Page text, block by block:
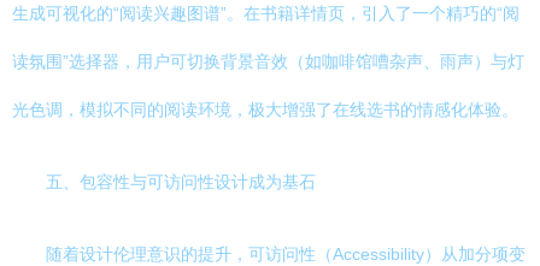
生成可视化的“阅读兴趣图谱”。在书籍详情页，引入了一个精巧的“阅
读氛围”选择器，用户可切换背景音效（如咖啡馆嘈杂声、雨声）与灯
光色调，模拟不同的阅读环境，极大增强了在线选书的情感化体验。
五、包容性与可访问性设计成为基石
随着设计伦理意识的提升，可访问性（Accessibility）从加分项变